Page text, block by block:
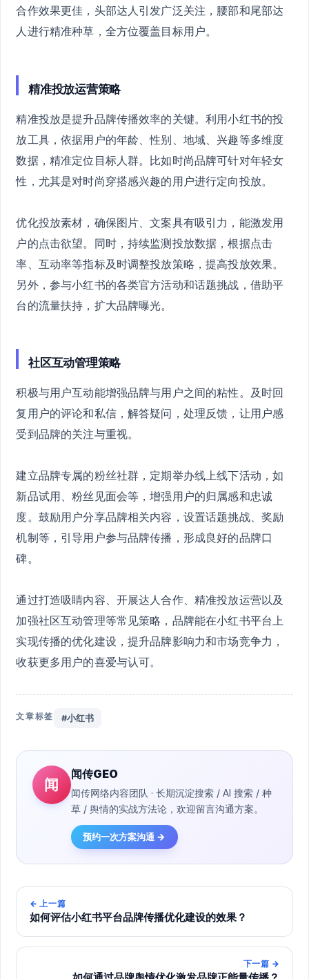
合作效果更佳，头部达人引发广泛关注，腰部和尾部达
人进行精准种草，全方位覆盖目标用户。
精准投放运营策略
精准投放是提升品牌传播效率的关键。利用小红书的投
放工具，依据用户的年龄、性别、地域、兴趣等多维度
数据，精准定位目标人群。比如时尚品牌可针对年轻女
性，尤其是对时尚穿搭感兴趣的用户进行定向投放。
优化投放素材，确保图片、文案具有吸引力，能激发用
户的点击欲望。同时，持续监测投放数据，根据点击
率、互动率等指标及时调整投放策略，提高投放效果。
另外，参与小红书的各类官方活动和话题挑战，借助平
台的流量扶持，扩大品牌曝光。
社区互动管理策略
积极与用户互动能增强品牌与用户之间的粘性。及时回
复用户的评论和私信，解答疑问，处理反馈，让用户感
受到品牌的关注与重视。
建立品牌专属的粉丝社群，定期举办线上线下活动，如
新品试用、粉丝见面会等，增强用户的归属感和忠诚
度。鼓励用户分享品牌相关内容，设置话题挑战、奖励
机制等，引导用户参与品牌传播，形成良好的品牌口
碑。
通过打造吸睛内容、开展达人合作、精准投放运营以及
加强社区互动管理等常见策略，品牌能在小红书平台上
实现传播的优化建设，提升品牌影响力和市场竞争力，
收获更多用户的喜爱与认可。
文章标签 #小红书
闻
闻传GEO
闻传网络内容团队 · 长期沉淀搜索 / AI 搜索 / 种
草 / 舆情的实战方法论，欢迎留言沟通方案。
预约一次方案沟通 →
← 上一篇
如何评估小红书平台品牌传播优化建设的效果？
下一篇 →